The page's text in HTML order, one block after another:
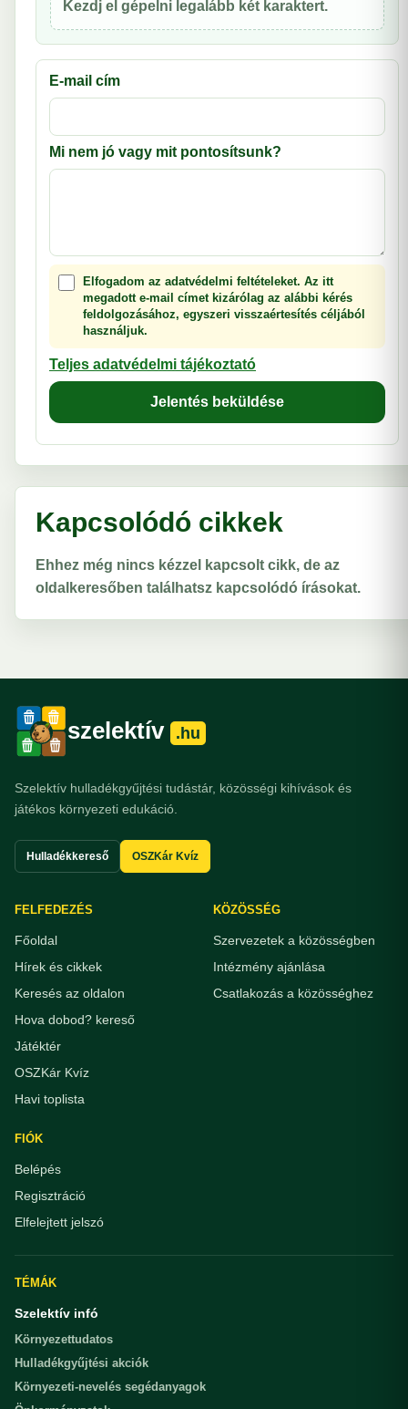
Kezdj el gépelni legalább két karaktert.
E-mail cím
Mi nem jó vagy mit pontosítsunk?
Elfogadom az adatvédelmi feltételeket. Az itt
megadott e-mail címet kizárólag az alábbi kérés
feldolgozásához, egyszeri visszaértesítés céljából
használjuk.
Teljes adatvédelmi tájékoztató
Jelentés beküldése
Kapcsolódó cikkek
Ehhez még nincs kézzel kapcsolt cikk, de az
oldalkeresőben találhatsz kapcsolódó írásokat.
szelektív .hu
Szelektív hulladékgyűjtési tudástár, közösségi kihívások és
játékos környezeti edukáció.
Hulladékkereső OSZKár Kvíz
FELFEDEZÉS
Főoldal
Hírek és cikkek
Keresés az oldalon
Hova dobod? kereső
Játéktér
OSZKár Kvíz
Havi toplista
KÖZÖSSÉG
Szervezetek a közösségben
Intézmény ajánlása
Csatlakozás a közösséghez
FIÓK
Belépés
Regisztráció
Elfelejtett jelszó
TÉMÁK
Szelektív infó
Környezettudatos
Hulladékgyűjtési akciók
Környezeti-nevelés segédanyagok